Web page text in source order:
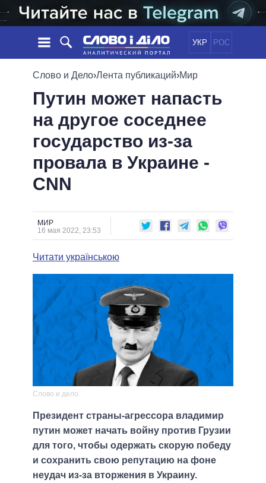
УКР РОС
НОВОСТИ
ЛЕНТА
СОБЫТИЯ
СТАТЬИ
МНЕНИЯ
ОБЗОРЫ
ДАЙДЖЕСТЫ
ПОЛИТИКА
ЭКОНОМИКА
ОБЩЕСТВО
ОБЕЩАНИЯ
ПОЛИТИКИ
ВСЕ ПОЛИТИКИ
ПРЕЗИДЕНТ И ОФИС
ВЕРХОВНАЯ РАДА
ГЛАВЫ ОБЛАДМИНИСТРАЦИЙ
МЭРЫ
ВСЕ ПЕРСОНЫ
ИНФОГРАФИКА
СРАВНЕНИЕ ПОЛИТИКОВ
Слово и Дело›Лента публикаций›Мир
Путин может напасть
на другое соседнее
государство из-за
провала в Украине -
СNN
МИР
16 мая 2022, 23:53
Читати українською
Слово и дело
Президент страны-агрессора владимир
путин может начать войну против Грузии
для того, чтобы одержать скорую победу
и сохранить свою репутацию на фоне
неудач из-за вторжения в Украину.